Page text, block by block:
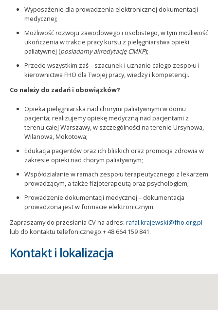
Wyposażenie dla prowadzenia elektronicznej dokumentacji
medycznej;
Możliwość rozwoju zawodowego i osobistego, w tym możliwość
ukończenia w trakcie pracy kursu z pielęgniarstwa opieki
paliatywnej (posiadamy akredytację CMKP);
Przede wszystkim zaś – szacunek i uznanie całego zespołu i
kierownictwa FHO dla Twojej pracy, wiedzy i kompetencji.
Co należy do zadań i obowiązków?
Opieka pielęgniarska nad chorymi paliatywnymi w domu
pacjenta; realizujemy opiekę medyczną nad pacjentami z
terenu całej Warszawy, w szczególności na terenie Ursynowa,
Wilanowa, Mokotowa;
Edukacja pacjentów oraz ich bliskich oraz promocja zdrowia w
zakresie opieki nad chorym paliatywnym;
Współdziałanie w ramach zespołu terapeutycznego z lekarzem
prowadzącym, a także fizjoterapeutą oraz psychologiem;
Prowadzenie dokumentacji medycznej – dokumentacja
prowadzona jest w formacie elektronicznym.
Zapraszamy do przesłania CV na adres: rafal.krajewski@fho.org.pl
lub do kontaktu telefonicznego:+ 48 664 159 841.
Kontakt i lokalizacja